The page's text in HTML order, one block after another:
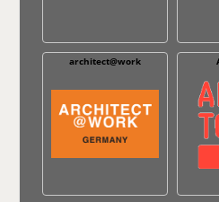
architect@work